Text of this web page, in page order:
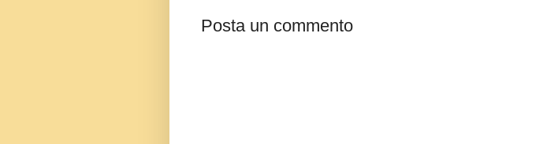
Posta un commento